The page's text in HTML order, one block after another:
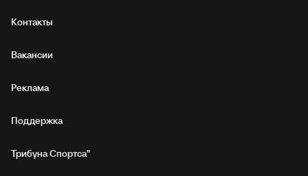
Контакты
Вакансии
Реклама
Поддержка
Трибуна Спортса"